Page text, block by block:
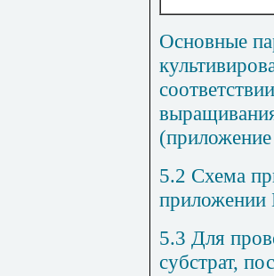
Основные
(
5.2 Схема
приложении
5.3 Для
субстрат,